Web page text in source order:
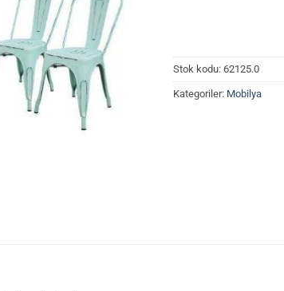
Stok kodu: 62125.0
Kategoriler: Mobilya